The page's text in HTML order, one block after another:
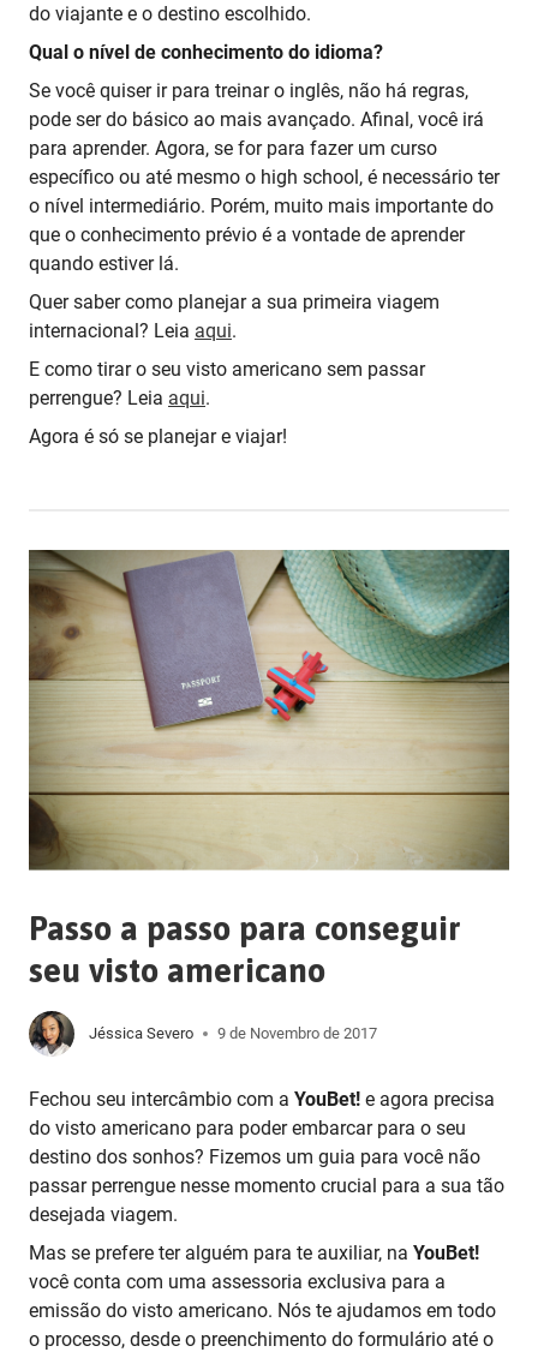
do viajante e o destino escolhido.
Qual o nível de conhecimento do idioma?
Se você quiser ir para treinar o inglês, não há regras,
pode ser do básico ao mais avançado. Afinal, você irá
para aprender. Agora, se for para fazer um curso
específico ou até mesmo o high school, é necessário ter
o nível intermediário. Porém, muito mais importante do
que o conhecimento prévio é a vontade de aprender
quando estiver lá.
Quer saber como planejar a sua primeira viagem
internacional? Leia aqui.
E como tirar o seu visto americano sem passar
perrengue? Leia aqui.
Agora é só se planejar e viajar!
Passo a passo para conseguir
seu visto americano
Jéssica Severo 9 de Novembro de 2017
Fechou seu intercâmbio com a YouBet! e agora precisa
do visto americano para poder embarcar para o seu
destino dos sonhos? Fizemos um guia para você não
passar perrengue nesse momento crucial para a sua tão
desejada viagem.
Mas se prefere ter alguém para te auxiliar, na YouBet!
você conta com uma assessoria exclusiva para a
emissão do visto americano. Nós te ajudamos em todo
o processo, desde o preenchimento do formulário até o